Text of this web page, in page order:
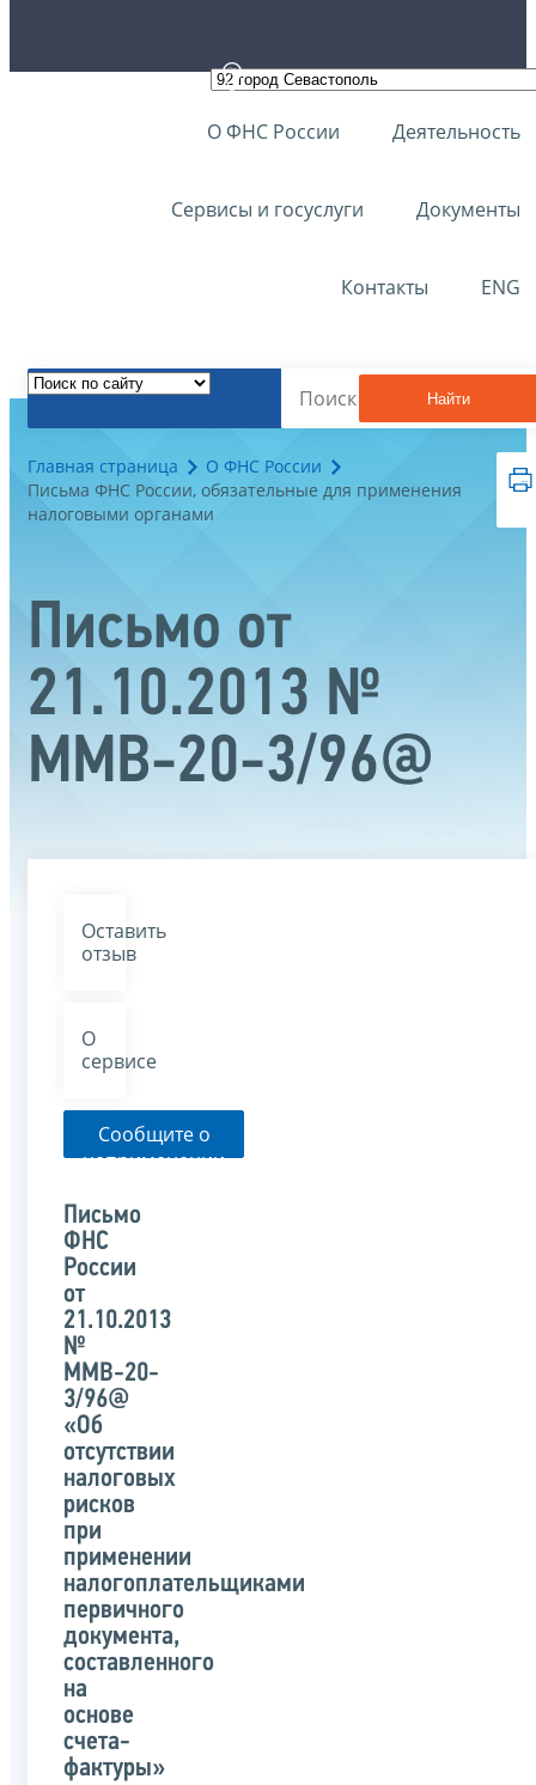
О ФНС России Деятельность
Сервисы и госуслуги Документы
Контакты ENG
Найти
Главная страница
О ФНС России
Письма ФНС России, обязательные для применения
налоговыми органами
Письмо от
21.10.2013 №
ММВ-20-3/96@
Оставить
отзыв
О
сервисе
Сообщите о
неприменении
органом
указанного
письма
Письмо
ФНС
России
от
21.10.2013
№
ММВ-20-
3/96@
«Об
отсутствии
налоговых
рисков
при
применении
налогоплательщиками
первичного
документа,
составленного
на
основе
счета-
фактуры»